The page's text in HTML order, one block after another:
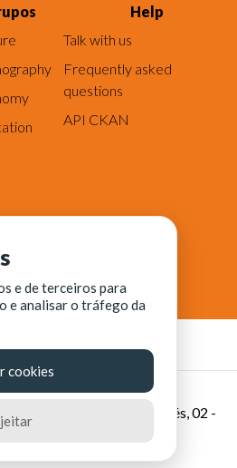
Help
Talk with us
Frequently asked
questions
API CKAN
- Fundação de Ciência,
- Rua dos Tremembés, 02 -
e de terceiros para
e analisar o tráfego da
cookies